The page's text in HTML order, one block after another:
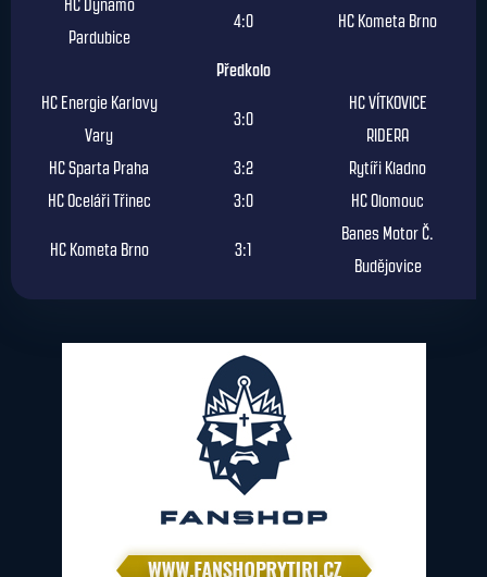
HC Dynamo
Pardubice
4:0 HC Kometa Brno
Předkolo
HC Energie Karlovy
Vary
3:0
HC VÍTKOVICE
RIDERA
HC Sparta Praha
3:2
Rytíři Kladno
HC Oceláři Třinec
3:0 HC Olomouc
HC Kometa Brno 3:1
Banes Motor Č.
Budějovice